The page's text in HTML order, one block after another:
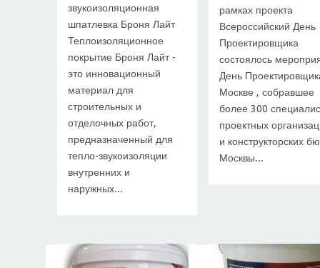
звукоизоляционная
шпатлевка Броня Лайт
Теплоизоляционное
покрытие Броня Лайт -
это инновационный
материал для
строительных и
отделочных работ,
предназначенный для
тепло-звукоизоляции
внутренних и
наружных...
рамках проекта
Всероссийский День
Проектировщика
состоялось
День
Москве , собравшее
более 300
проектных
и конструкторских
Москвы...